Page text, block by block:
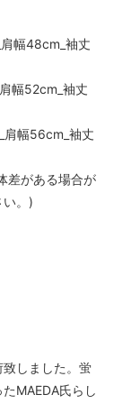
幅48cm_袖丈
幅52cm_袖丈
肩幅56cm_袖丈
差がある場合が
い。)
致しました。蛍
MAEDA氏らし